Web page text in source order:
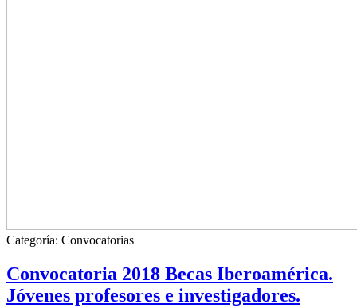
Categoría: Convocatorias
Convocatoria 2018 Becas Iberoamérica.
Jóvenes profesores e investigadores.